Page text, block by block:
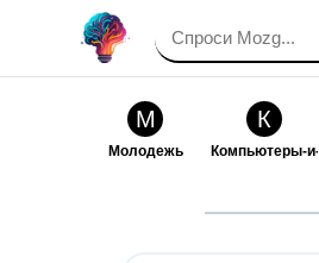
М
Молодежь
К
Компьютеры-